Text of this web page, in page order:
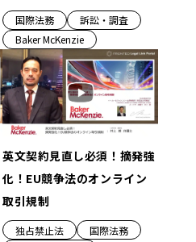
国際法務
訴訟・調査
Baker McKenzie
英文契約見直し必須！摘発強
化！EU競争法のオンライン
取引規制
独占禁止法
国際法務